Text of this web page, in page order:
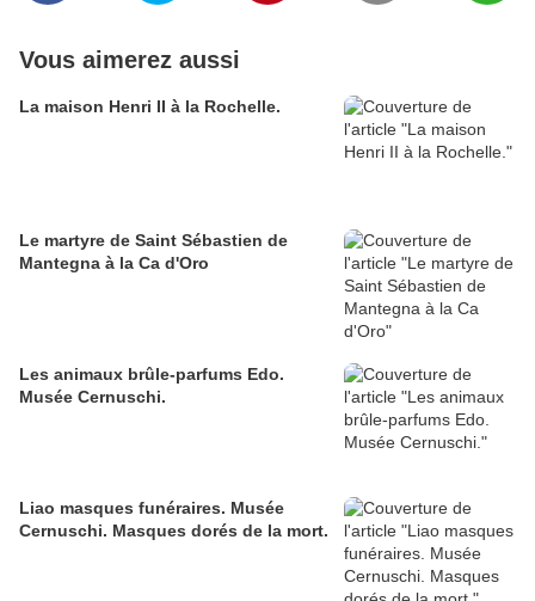
Vous aimerez aussi
La maison Henri II à la Rochelle.
Le martyre de Saint Sébastien de
Mantegna à la Ca d'Oro
Les animaux brûle-parfums Edo.
Musée Cernuschi.
Liao masques funéraires. Musée
Cernuschi. Masques dorés de la mort.